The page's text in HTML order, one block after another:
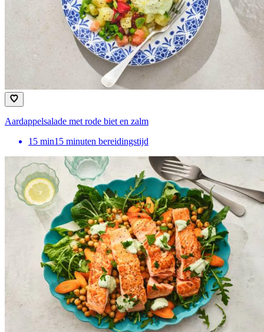
Aardappelsalade met rode biet en zalm
15 min15 minuten bereidingstijd